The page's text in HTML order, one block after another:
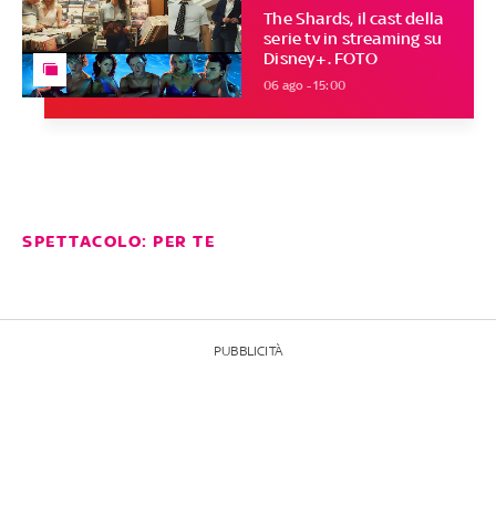
The Shards, il cast della
serie tv in streaming su
Disney+. FOTO
06 ago - 15:00
SPETTACOLO: PER TE
PUBBLICITÀ